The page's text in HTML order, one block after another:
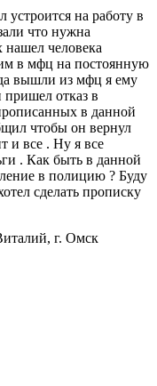
устроится на работу в
что нужна
нашел человека
в мфц на постоянную
вышли из мфц я ему
отказ в
в данной
чтобы он вернул
и все . Ну я все
. Как быть в данной
в полицию ? Буду
сделать прописку
г. Омск